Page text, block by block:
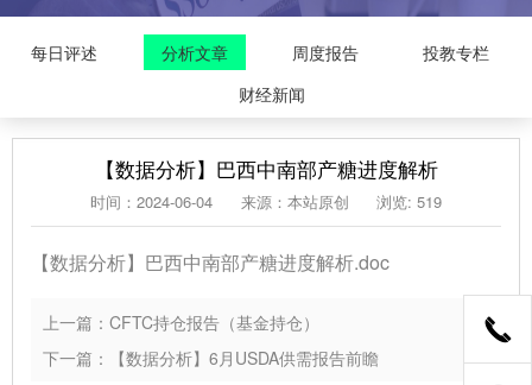
每日评述 分析文章 周度报告
投教专栏
财经新闻
【数据分析】巴西中南部产糖进度解析
时间：2024-06-04 来源：本站原创 浏览: 519
【数据分析】巴西中南部产糖进度解析.doc
上一篇：CFTC持仓报告（基金持仓）
下一篇：【数据分析】6月USDA供需报告前瞻